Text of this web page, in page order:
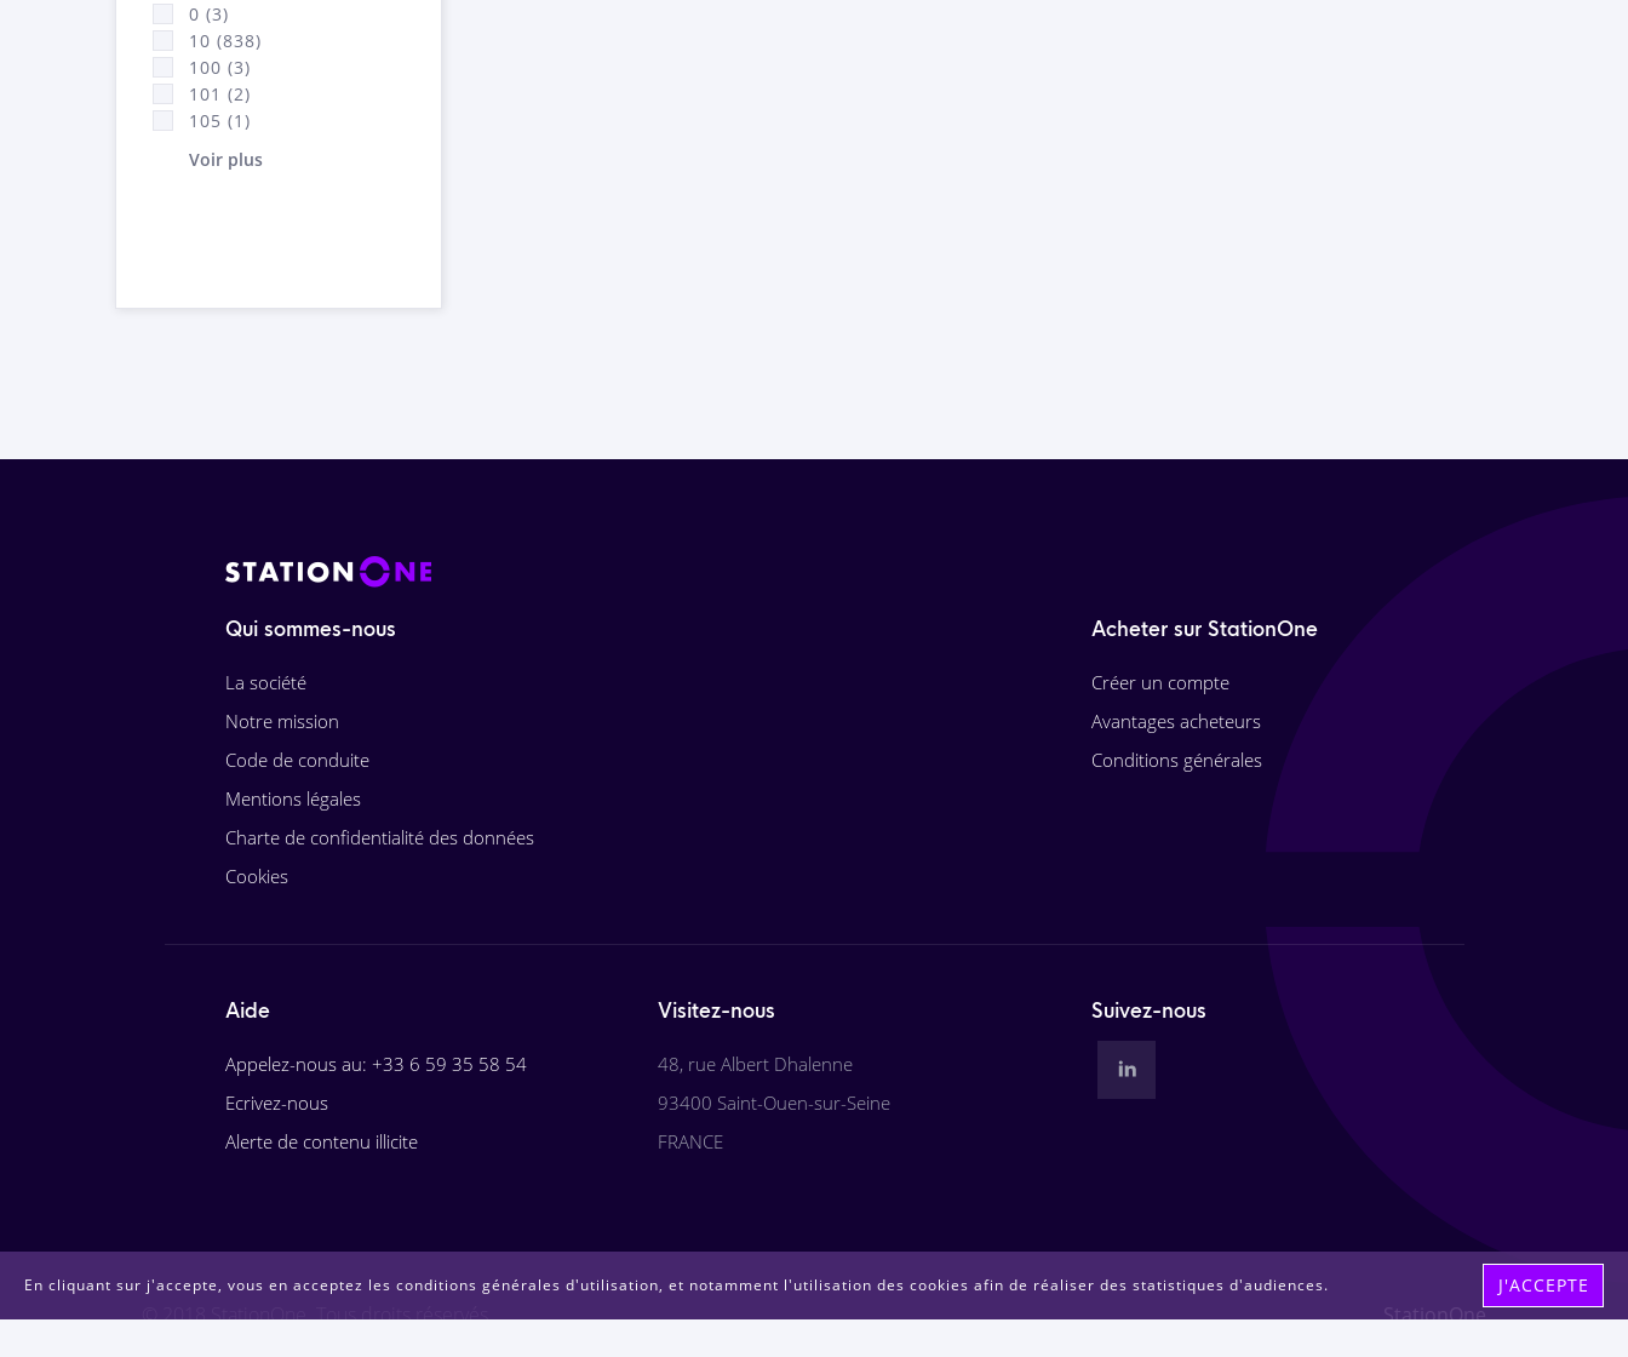
0 (3)
10 (838)
100 (3)
101 (2)
105 (1)
Voir plus
En cliquant sur j'accepte, vous en acceptez les conditions générales d'utilisation, et notamment l'utilisation des cookies afin de réaliser des statistiques d'audiences. J'ACCEPTE
Qui sommes-nous
La société
Notre mission
Code de conduite
Mentions légales
Charte de confidentialité des données
Cookies
Acheter sur StationOne
Créer un compte
Avantages acheteurs
Conditions générales
Aide
Appelez-nous au: +33 6 59 35 58 54
Ecrivez-nous
Alerte de contenu illicite
Visitez-nous
48, rue Albert Dhalenne
93400 Saint-Ouen-sur-Seine
FRANCE
Suivez-nous
© 2018 StationOne. Tous droits réservés. StationOne